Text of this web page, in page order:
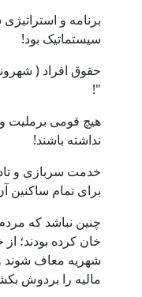
برنامه و
سیستماتیک بود!
حقوق افراد (
"!
هیچ قومی برملیت
نداشته باشند!
خدمت سربازی و
برای تمام
چنین نباشد که مردم
خان کرده بودند؛
شهریه معاف شوند
مالیه را بردوش